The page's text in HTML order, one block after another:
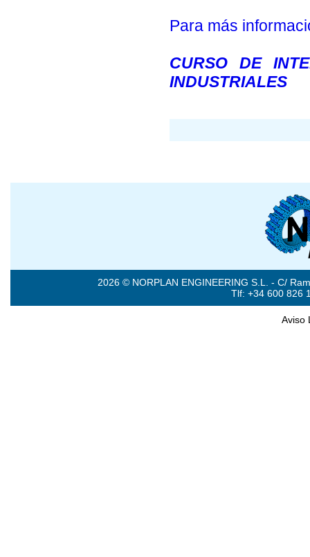
Para más
CURSO DE
INDUSTRIALES
2026 © NORPLAN ENGINEERING S.L. - C/
Tlf: +34 600 826
Aviso